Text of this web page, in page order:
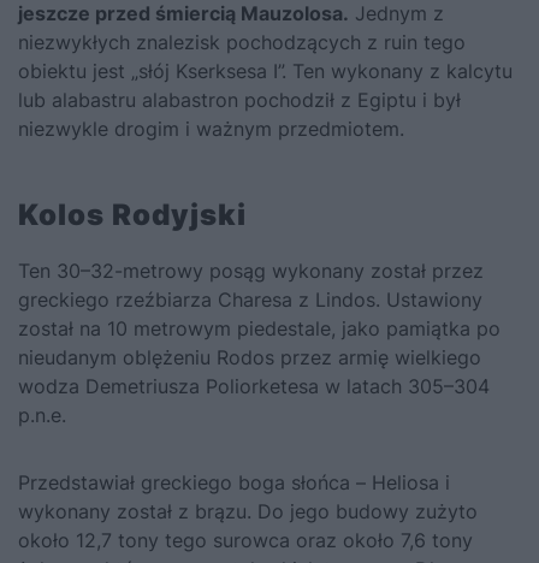
jeszcze przed śmiercią Mauzolosa. Jednym z
niezwykłych znalezisk pochodzących z ruin tego
obiektu jest „słój Kserksesa I”. Ten wykonany z kalcytu
lub alabastru alabastron pochodził z Egiptu i był
niezwykle drogim i ważnym przedmiotem.
Kolos Rodyjski
Ten 30–32-metrowy posąg wykonany został przez
greckiego rzeźbiarza Charesa z Lindos. Ustawiony
został na 10 metrowym piedestale, jako pamiątka po
nieudanym oblężeniu Rodos przez armię wielkiego
wodza Demetriusza Poliorketesa w latach 305–304
p.n.e.
Przedstawiał greckiego boga słońca – Heliosa i
wykonany został z brązu. Do jego budowy zużyto
około 12,7 tony tego surowca oraz około 7,6 tony